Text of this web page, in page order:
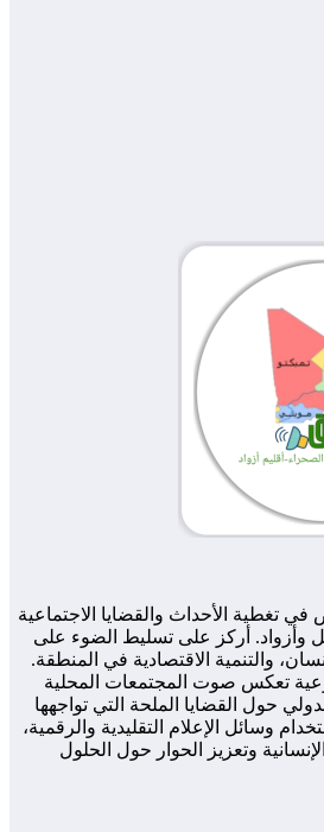
تغطية الأحداث والقضايا الاجتماعية
وأزواد. أركز على تسليط الضوء على
والتنمية الاقتصادية في المنطقة.
تعكس صوت المجتمعات المحلية
حول القضايا الملحة التي تواجهها
وسائل الإعلام التقليدية والرقمية،
وتعزيز الحوار حول الحلول